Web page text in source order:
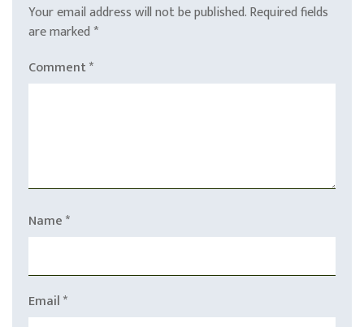
Your email address will not be published.Required fields
are marked *
Comment*
Name*
Email*